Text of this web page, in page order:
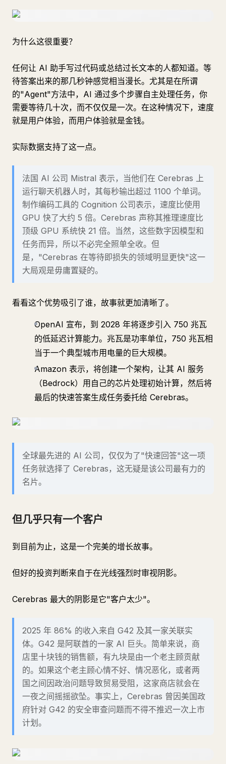
为什么这很重要？
任何让 AI 助手写过代码或总结过长文本的人都知道。等
待答案出来的那几秒钟感觉相当漫长。尤其是在所谓
的"Agent"方法中，AI 通过多个步骤自主处理任务，你
需要等待几十次，而不仅仅是一次。在这种情况下，速度
就是用户体验，而用户体验就是金钱。
实际数据支持了这一点。
法国 AI 公司 Mistral 表示，当他们在 Cerebras 上
运行聊天机器人时，其每秒输出超过 1100 个单词。
制作编码工具的 Cognition 公司表示，速度比使用
GPU 快了大约 5 倍。Cerebras 声称其推理速度比
顶级 GPU 系统快 21 倍。当然，这些数字因模型和
任务而异，所以不必完全照单全收。但
是，"Cerebras 在等待即损失的领域明显更快"这一
大局观是毋庸置疑的。
看看这个优势吸引了谁，故事就更加清晰了。
OpenAI 宣布，到 2028 年将逐步引入 750 兆瓦
的低延迟计算能力。兆瓦是功率单位，750 兆瓦相
当于一个典型城市用电量的巨大规模。
Amazon 表示，将创建一个架构，让其 AI 服务
（Bedrock）用自己的芯片处理初始计算，然后将
最后的快速答案生成任务委托给 Cerebras。
全球最先进的 AI 公司，仅仅为了"快速回答"这一项
任务就选择了 Cerebras，这无疑是该公司最有力的
名片。
但几乎只有一个客户
到目前为止，这是一个完美的增长故事。
但好的投资判断来自于在光线强烈时审视阴影。
Cerebras 最大的阴影是它"客户太少"。
2025 年 86% 的收入来自 G42 及其一家关联实
体。G42 是阿联酋的一家 AI 巨头。简单来说，商
店里十块钱的销售额，有九块是由一个老主顾贡献
的。如果这个老主顾心情不好、情况恶化，或者两
国之间因政治问题导致贸易受阻，这家商店就会在
一夜之间摇摇欲坠。事实上，Cerebras 曾因美国政
府针对 G42 的安全审查问题而不得不推迟一次上市
计划。